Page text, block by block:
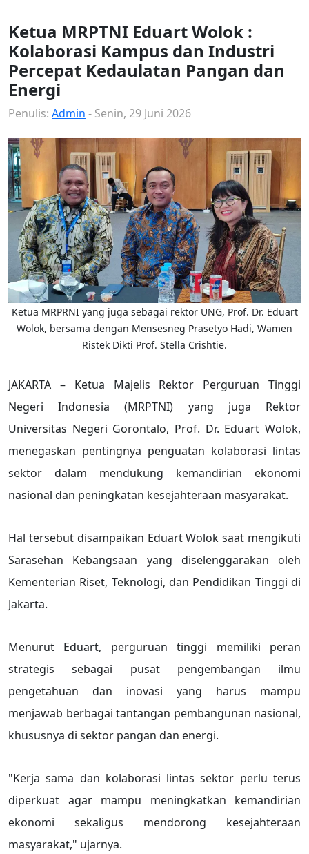
Ketua MRPTNI Eduart Wolok :
Kolaborasi Kampus dan Industri
Percepat Kedaulatan Pangan dan
Energi
Penulis: Admin - Senin, 29 Juni 2026
Ketua MRPRNI yang juga sebagai rektor UNG, Prof. Dr. Eduart
Wolok, bersama dengan Mensesneg Prasetyo Hadi, Wamen
Ristek Dikti Prof. Stella Crishtie.
JAKARTA – Ketua Majelis Rektor Perguruan Tinggi
Negeri Indonesia (MRPTNI) yang juga Rektor
Universitas Negeri Gorontalo, Prof. Dr. Eduart Wolok,
menegaskan pentingnya penguatan kolaborasi lintas
sektor dalam mendukung kemandirian ekonomi
nasional dan peningkatan kesejahteraan masyarakat.
Hal tersebut disampaikan Eduart Wolok saat mengikuti
Sarasehan Kebangsaan yang diselenggarakan oleh
Kementerian Riset, Teknologi, dan Pendidikan Tinggi di
Jakarta.
Menurut Eduart, perguruan tinggi memiliki peran
strategis sebagai pusat pengembangan ilmu
pengetahuan dan inovasi yang harus mampu
menjawab berbagai tantangan pembangunan nasional,
khususnya di sektor pangan dan energi.
"Kerja sama dan kolaborasi lintas sektor perlu terus
diperkuat agar mampu meningkatkan kemandirian
ekonomi sekaligus mendorong kesejahteraan
masyarakat," ujarnya.